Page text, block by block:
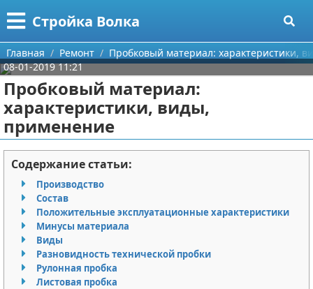
Стройка Волка
Меню
Главная
Категории
Строительство
Мебель
Интерьер и дизайн
Дизайн дачи
Дизайн квартиры
Кухня
Посуда
Ремонт
Ремонт дачи
Инструменты
Поиск
О проекте
Контакты
Сотрудничество
Размещение рекламы
Для правообладателей
Главная Ремонт
Пробковый материал: характеристики,
08-01-2019 11:21
Пробковый материал:
характеристики, виды,
применение
Содержание статьи:
Производство
Состав
Положительные эксплуатационные характеристики
Минусы материала
Виды
Разновидность технической пробки
Рулонная пробка
Листовая пробка